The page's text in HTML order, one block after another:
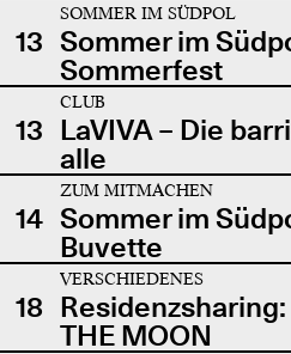
13
SOMMER IM SÜDPOL
Sommer im
Sommerfest
13
CLUB
LaVIVA – Die
alle
14
ZUM MITMACHEN
Sommer im
Buvette
18
VERSCHIEDENES
Residenzsharing:
THE MOON